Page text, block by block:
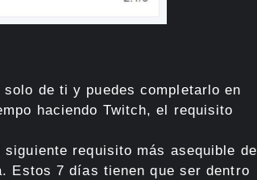
solo de ti y puedes completarlo en
haciendo Twitch, el requisito
siguiente requisito más asequible de
Estos 7 días tienen que ser dentro